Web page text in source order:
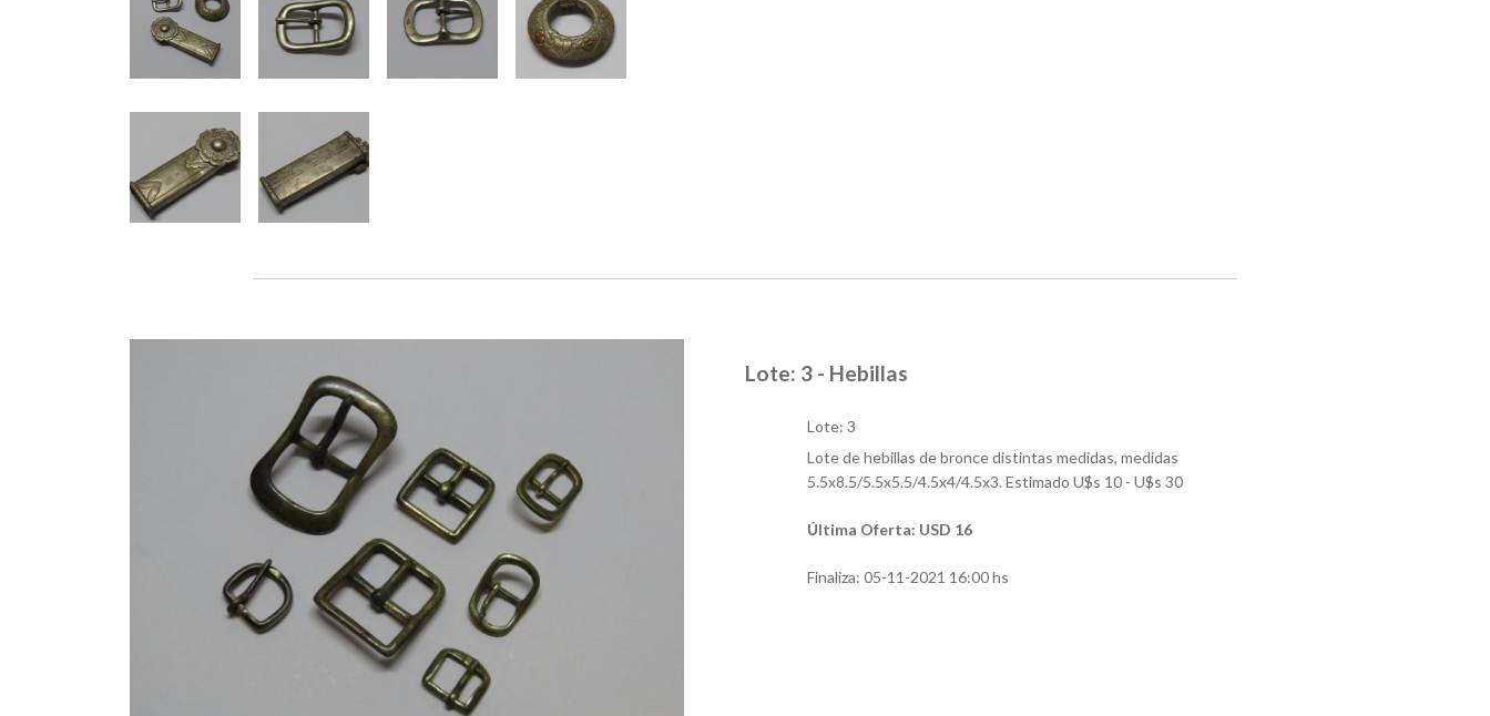
Lote: 3 - Hebillas
Lote: 3
Lote de hebillas de bronce distintas medidas, medidas
5.5x8.5/5.5x5.5/4.5x4/4.5x3. Estimado U$s 10 - U$s 30
Última Oferta: USD 16
Finaliza: 05-11-2021 16:00 hs